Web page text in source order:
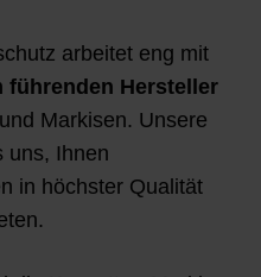
arbeitet eng mit
führenden Hersteller
Markisen. Unsere
uns, Ihnen
in höchster Qualität